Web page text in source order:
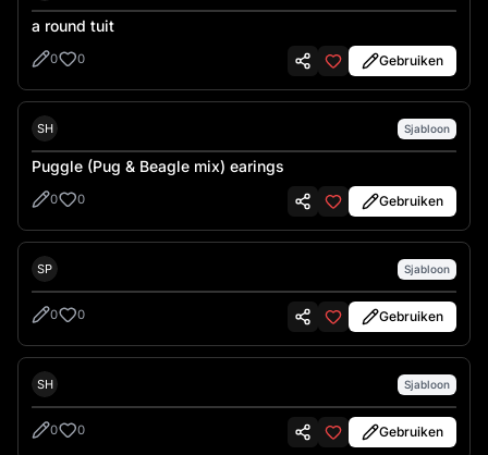
a round tuit
0 0 Gebruiken
SH Sjabloon
Puggle (Pug & Beagle mix) earings
0 0 Gebruiken
SP Sjabloon
0 0 Gebruiken
SH Sjabloon
0 0 Gebruiken